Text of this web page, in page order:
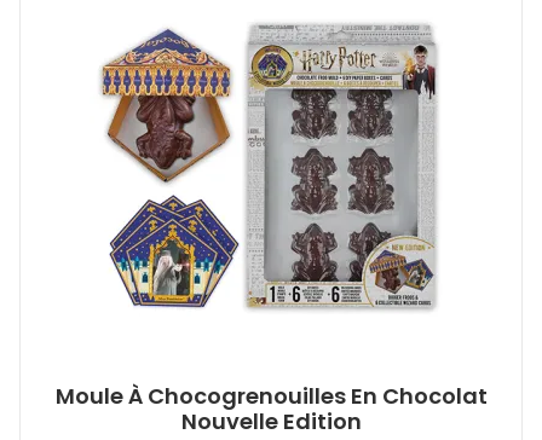
Moule À Chocogrenouilles En Chocolat
Nouvelle Edition